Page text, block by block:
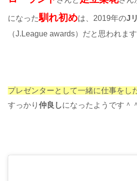
になった馴れ初めは、2019年のJ
（J.League awards）だと思われます
プレゼンターとして一緒に仕事をし
すっかり 仲良しになったようです＾＾